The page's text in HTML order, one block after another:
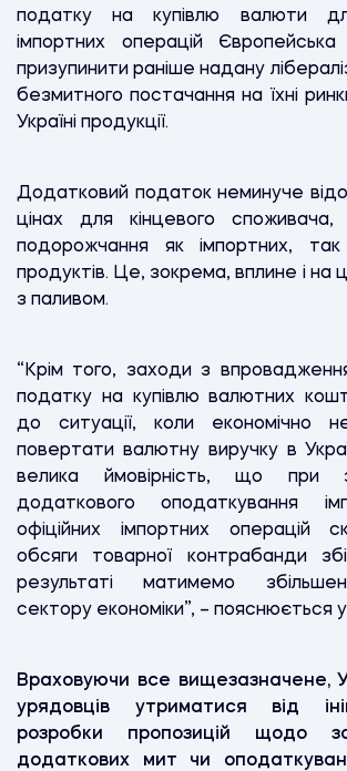
податку на купівлю валюти
імпортних операцій
призупинити раніше надану
безмитного постачання на їхні
Україні продукції.
Додатковий податок неминуче
цінах для кінцевого
подорожчання як імпортних, так
продуктів. Це, зокрема, вплине і на
з паливом.
“Крім того, заходи з
податку на купівлю валютних
до ситуації, коли економічно
повертати валютну виручку в
велика ймовірність, що при
додаткового оподаткування
офіційних імпортних операцій
обсяги товарної контрабанди
результаті матимемо
сектору економіки”, – пояснюється
Враховуючи все вищезазначене,
урядовців утриматися від
розробки пропозицій щодо
додаткових мит чи